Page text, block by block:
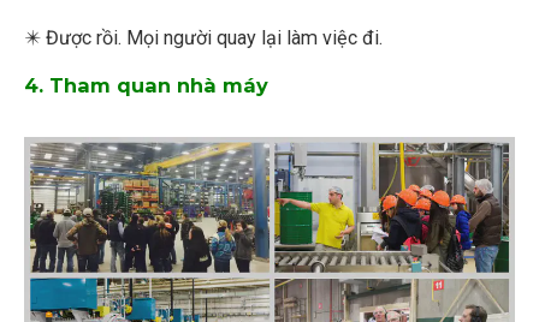
✴️ Được rồi. Mọi người quay lại làm việc đi.
4. Tham quan nhà máy